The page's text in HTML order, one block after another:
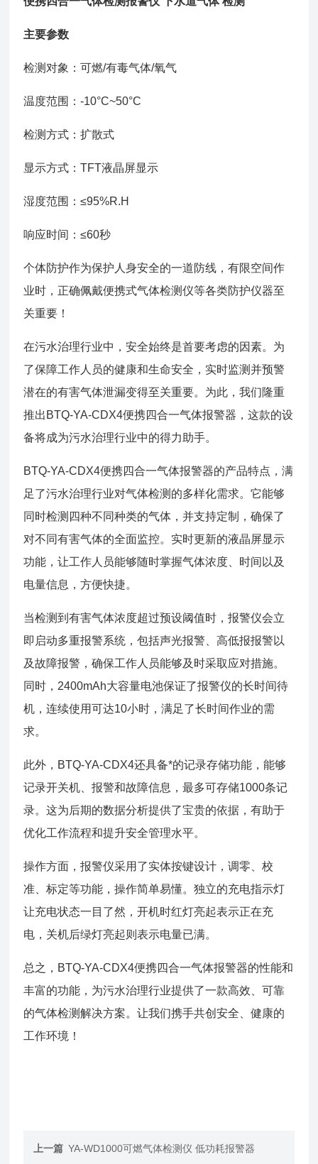
主要参数
检测对象：可燃/有毒气体/氧气
温度范围：-10°C~50°C
检测方式：扩散式
显示方式：TFT液晶屏显示
湿度范围：≤95%R.H
响应时间：≤60秒
个体防护作为保护人身安全的一道防线，有限空间作
业时，正确佩戴便携式气体检测仪等各类防护仪器至
关重要！
在污水治理行业中，安全始终是首要考虑的因素。为
了保障工作人员的健康和生命安全，实时监测并预警
潜在的有害气体泄漏变得至关重要。为此，我们隆重
推出BTQ-YA-CDX4便携四合一气体报警器，这款的设
备将成为污水治理行业中的得力助手。
BTQ-YA-CDX4便携四合一气体报警器的产品特点，满
足了污水治理行业对气体检测的多样化需求。它能够
同时检测四种不同种类的气体，并支持定制，确保了
对不同有害气体的全面监控。实时更新的液晶屏显示
功能，让工作人员能够随时掌握气体浓度、时间以及
电量信息，方便快捷。
当检测到有害气体浓度超过预设阈值时，报警仪会立
即启动多重报警系统，包括声光报警、高低报报警以
及故障报警，确保工作人员能够及时采取应对措施。
同时，2400mAh大容量电池保证了报警仪的长时间待
机，连续使用可达10小时，满足了长时间作业的需
求。
此外，BTQ-YA-CDX4还具备*的记录存储功能，能够
记录开关机、报警和故障信息，最多可存储1000条记
录。这为后期的数据分析提供了宝贵的依据，有助于
优化工作流程和提升安全管理水平。
操作方面，报警仪采用了实体按键设计，调零、校
准、标定等功能，操作简单易懂。独立的充电指示灯
让充电状态一目了然，开机时红灯亮起表示正在充
电，关机后绿灯亮起则表示电量已满。
总之，BTQ-YA-CDX4便携四合一气体报警器的性能和
丰富的功能，为污水治理行业提供了一款高效、可靠
的气体检测解决方案。让我们携手共创安全、健康的
工作环境！
上一篇 YA-WD1000可燃气体检测仪 低功耗报警器